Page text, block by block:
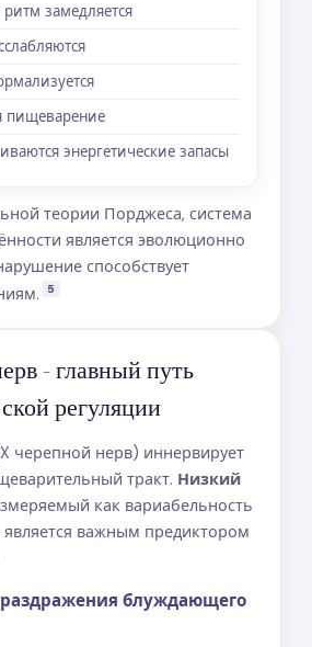
замедляется
пищеварение
энергетические запасы
теории Порджеса, система
является эволюционно
способствует
5
- главный путь
регуляции
черепной нерв) иннервирует
тракт. Низкий
как вариабельность
важным предиктором
блуждающего